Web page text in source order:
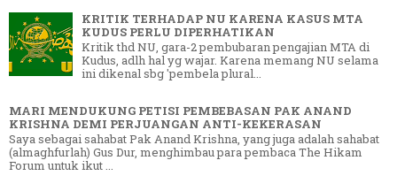
KRITIK TERHADAP NU KARENA KASUS MTA
KUDUS PERLU DIPERHATIKAN
Kritik thd NU, gara-2 pembubaran pengajian MTA di
Kudus, adlh hal yg wajar. Karena memang NU selama
ini dikenal sbg 'pembela plural...
MARI MENDUKUNG PETISI PEMBEBASAN PAK ANAND
KRISHNA DEMI PERJUANGAN ANTI-KEKERASAN
Saya sebagai sahabat Pak Anand Krishna, yang juga adalah sahabat
(almaghfurlah) Gus Dur, menghimbau para pembaca The Hikam
Forum untuk ikut ...